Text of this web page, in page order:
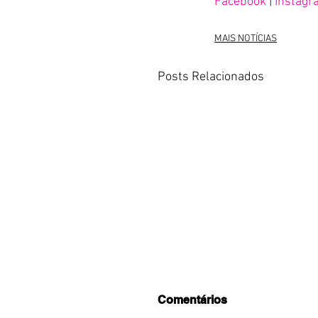
MAIS NOTÍCIAS
Posts Relacionados
Comentários